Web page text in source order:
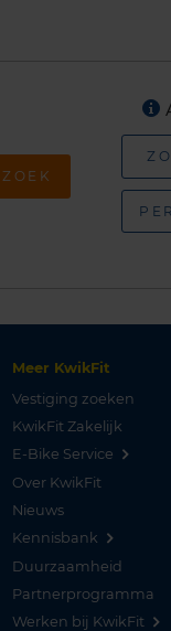
ZOEK
Meer KwikFit
Vestiging zoeken
KwikFit Zakelijk
E-Bike Service
Over KwikFit
Nieuws
Kennisbank
Duurzaamheid
Partnerprogramma
Werken bij KwikFit